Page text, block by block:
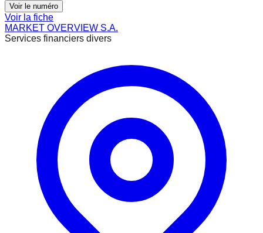
Voir le numéro
Voir la fiche
MARKET OVERVIEW S.A.
Services financiers divers